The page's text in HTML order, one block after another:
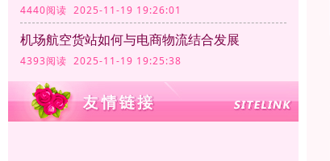
4440阅读 2025-11-19 19:26:01
机场航空货站如何与电商物流结合发展
4393阅读 2025-11-19 19:25:38